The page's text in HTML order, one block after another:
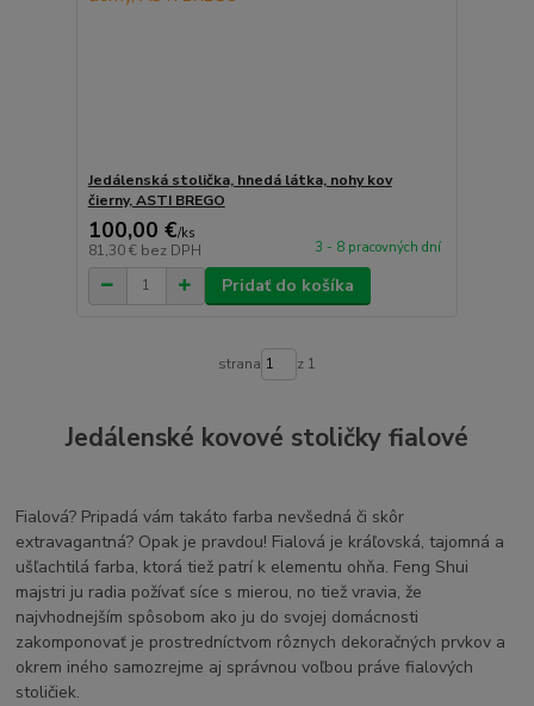
Jedálenská stolička, hnedá látka, nohy kov
čierny, ASTI BREGO
100,00 €/ks
81,30 € bez DPH 3 - 8 pracovných dní
Pridať do košíka
strana z 1
Jedálenské kovové stoličky fialové
Fialová? Pripadá vám takáto farba nevšedná či skôr
extravagantná? Opak je pravdou! Fialová je kráľovská, tajomná a
ušľachtilá farba, ktorá tiež patrí k elementu ohňa. Feng Shui
majstri ju radia požívať síce s mierou, no tiež vravia, že
najvhodnejším spôsobom ako ju do svojej domácnosti
zakomponovať je prostredníctvom rôznych dekoračných prvkov a
okrem iného samozrejme aj správnou voľbou práve fialových
stoličiek.